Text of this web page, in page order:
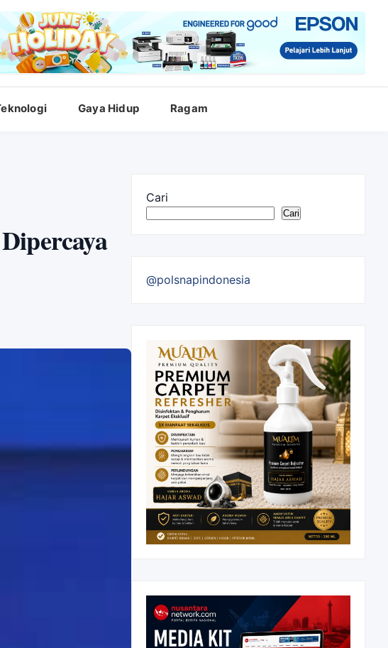
Gaya Hidup Ragam
Cari
Cari
@polsnapindonesia